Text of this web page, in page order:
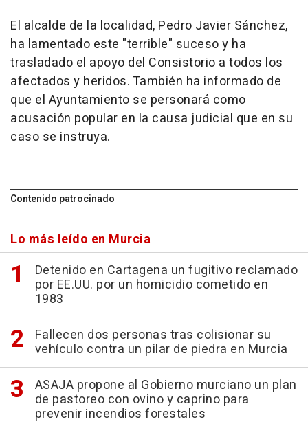
El alcalde de la localidad, Pedro Javier Sánchez,
ha lamentado este "terrible" suceso y ha
trasladado el apoyo del Consistorio a todos los
afectados y heridos. También ha informado de
que el Ayuntamiento se personará como
acusación popular en la causa judicial que en su
caso se instruya.
Contenido patrocinado
Lo más leído en Murcia
Detenido en Cartagena un fugitivo reclamado
por EE.UU. por un homicidio cometido en
1983
Fallecen dos personas tras colisionar su
vehículo contra un pilar de piedra en Murcia
ASAJA propone al Gobierno murciano un plan
de pastoreo con ovino y caprino para
prevenir incendios forestales